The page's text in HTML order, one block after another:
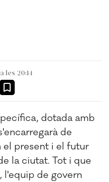
les 20:14
Email
dotada amb
de
el present i el futur
la ciutat. Tot i que
l'equip de govern